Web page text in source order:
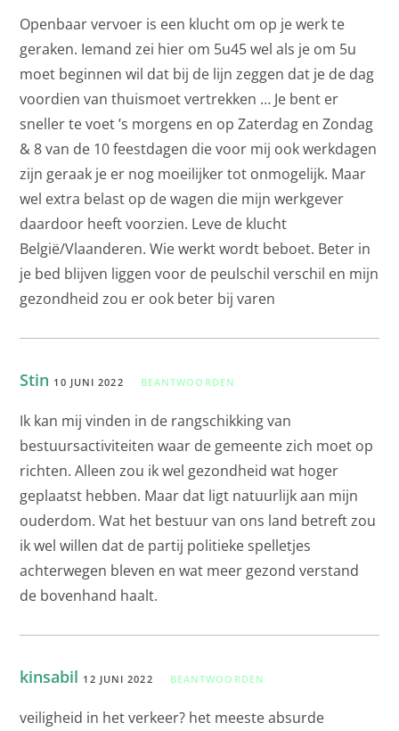
Openbaar vervoer is een klucht om op je werk te
geraken. Iemand zei hier om 5u45 wel als je om 5u
moet beginnen wil dat bij de lijn zeggen dat je de dag
voordien van thuismoet vertrekken … Je bent er
sneller te voet ’s morgens en op Zaterdag en Zondag
& 8 van de 10 feestdagen die voor mij ook werkdagen
zijn geraak je er nog moeilijker tot onmogelijk. Maar
wel extra belast op de wagen die mijn werkgever
daardoor heeft voorzien. Leve de klucht
België/Vlaanderen. Wie werkt wordt beboet. Beter in
je bed blijven liggen voor de peulschil verschil en mijn
gezondheid zou er ook beter bij varen
Stin 10 JUNI 2022 BEANTWOORDEN
Ik kan mij vinden in de rangschikking van
bestuursactiviteiten waar de gemeente zich moet op
richten. Alleen zou ik wel gezondheid wat hoger
geplaatst hebben. Maar dat ligt natuurlijk aan mijn
ouderdom. Wat het bestuur van ons land betreft zou
ik wel willen dat de partij politieke spelletjes
achterwegen bleven en wat meer gezond verstand
de bovenhand haalt.
kinsabil 12 JUNI 2022 BEANTWOORDEN
veiligheid in het verkeer? het meeste absurde